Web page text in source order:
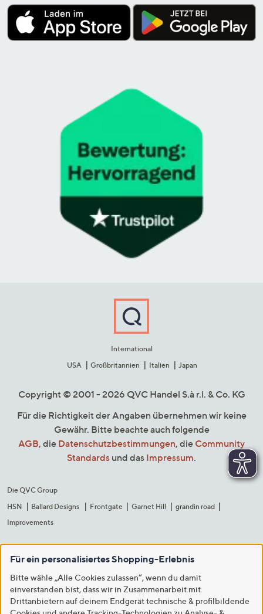
International
USA
Großbritannien Italien Japan
Copyright © 2001 - 2026 QVC Handel S.à r.l. & Co. KG
Für die Richtigkeit der Angaben übernehmen wir keine
Gewähr. Bitte beachte auch folgende
AGB, die Datenschutzbestimmungen, die Community
Standards und das Impressum.
Die QVC Group
HSN
Ballard Designs Frontgate Garnet Hill
grandin road
Improvements
Für ein personalisiertes Shopping-Erlebnis
Bitte wähle „Alle Cookies zulassen“, wenn du damit
einverstanden bist, dass wir in Zusammenarbeit mit
Drittanbietern auf deinem Endgerät technische & profilbildende